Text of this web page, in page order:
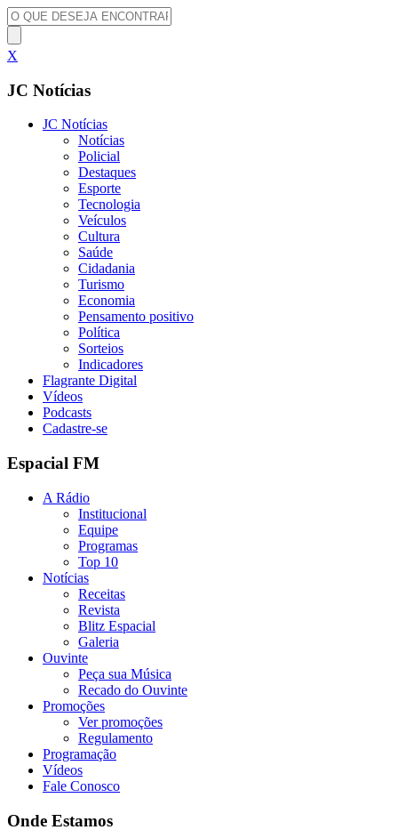
X
JC Notícias
JC Notícias
Notícias
Policial
Destaques
Esporte
Tecnologia
Veículos
Cultura
Saúde
Cidadania
Turismo
Economia
Pensamento positivo
Política
Sorteios
Indicadores
Flagrante Digital
Vídeos
Podcasts
Cadastre-se
Espacial FM
A Rádio
Institucional
Equipe
Programas
Top 10
Notícias
Receitas
Revista
Blitz Espacial
Galeria
Ouvinte
Peça sua Música
Recado do Ouvinte
Promoções
Ver promoções
Regulamento
Programação
Vídeos
Fale Conosco
Onde Estamos